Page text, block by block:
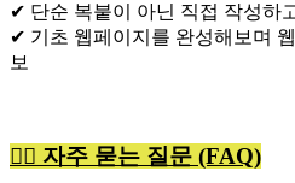
✔ 단순 복붙이 아닌 직접 작성하
✔ 기초 웹페이지를 완성해보며
보
🙋‍♀️ 자주 묻는 질문 (FAQ)